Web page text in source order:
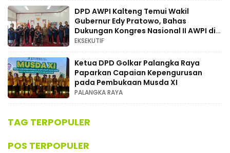
DPD AWPI Kalteng Temui Wakil
Gubernur Edy Pratowo, Bahas
Dukungan Kongres Nasional II AWPI di
Kalimantan Tengah
EKSEKUTIF
Ketua DPD Golkar Palangka Raya
Paparkan Capaian Kepengurusan
pada Pembukaan Musda XI
PALANGKA RAYA
TAG TERPOPULER
POS TERPOPULER